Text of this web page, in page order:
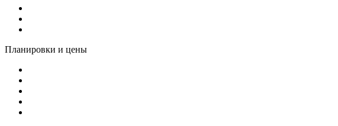
Планировки и цены